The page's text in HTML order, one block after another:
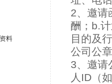
料
2、邀请
酬；b.
目的及
公司公
3、邀请
人ID（